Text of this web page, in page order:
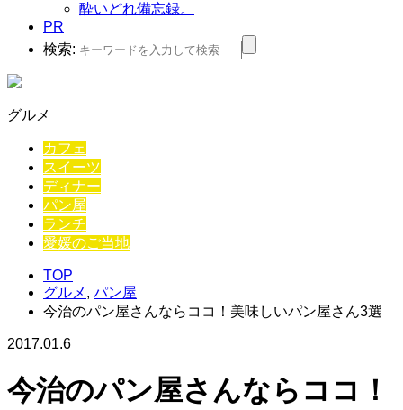
酔いどれ備忘録。
PR
検索:
グルメ
カフェ
スイーツ
ディナー
パン屋
ランチ
愛媛のご当地
TOP
グルメ , パン屋
今治のパン屋さんならココ！美味しいパン屋さん3選
2017.01.6
今治のパン屋さんならココ！